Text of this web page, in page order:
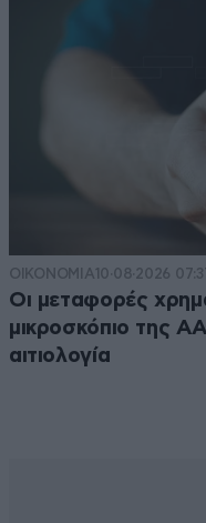
ΟΙΚΟΝΟΜΙΑ10·08·2026
Οι μεταφορές
μικροσκόπιο της
αιτιολογία